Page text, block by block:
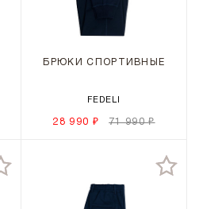
БРЮКИ СПОРТИВНЫЕ
FEDELI
28 990 ₽ 71 990 ₽